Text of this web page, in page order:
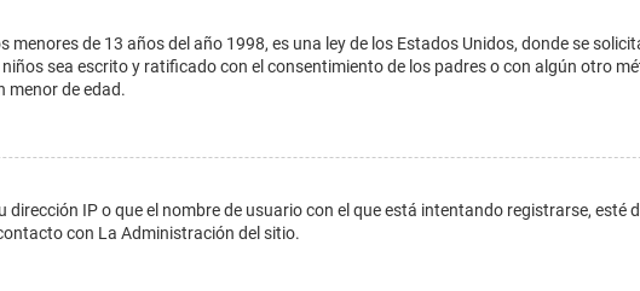
menores de 13 años del año 1998, es una ley de los Estados Unidos, donde se
sea escrito y ratificado con el consentimiento de los padres o con algún otro
menor de edad.
IP o que el nombre de usuario con el que está intentando registrarse, esté
con La Administración del sitio.